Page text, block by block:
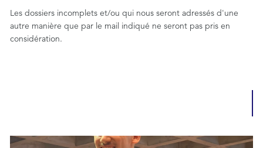
Les dossiers incomplets et/ou qui nous seront adressés d'une
autre manière que par le mail indiqué ne seront pas pris en
considération.